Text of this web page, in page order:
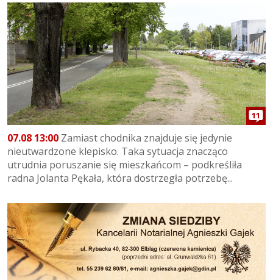
11
07.08 13:00 Zamiast chodnika znajduje się jedynie
nieutwardzone klepisko. Taka sytuacja znacząco
utrudnia poruszanie się mieszkańcom – podkreśliła
radna Jolanta Pękała, która dostrzegła potrzebę...